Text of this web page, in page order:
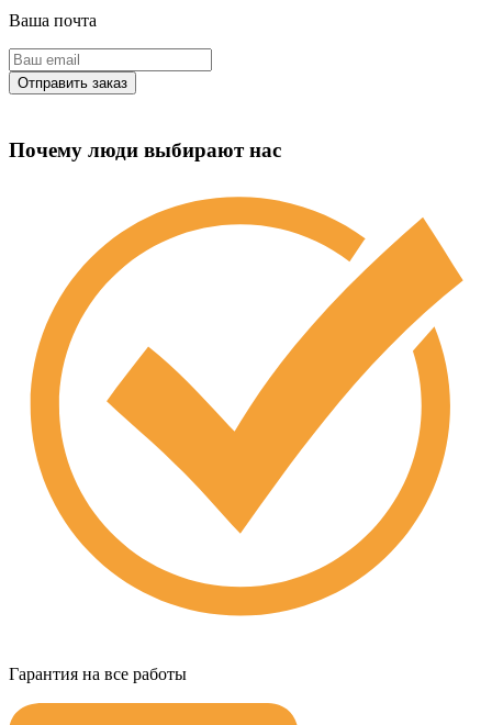
Ваша почта
Почему люди выбирают нас
Гарантия на все работы